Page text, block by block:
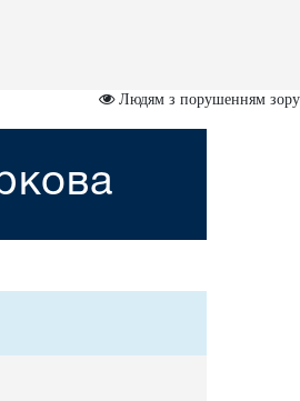
Людям з порушенням зору